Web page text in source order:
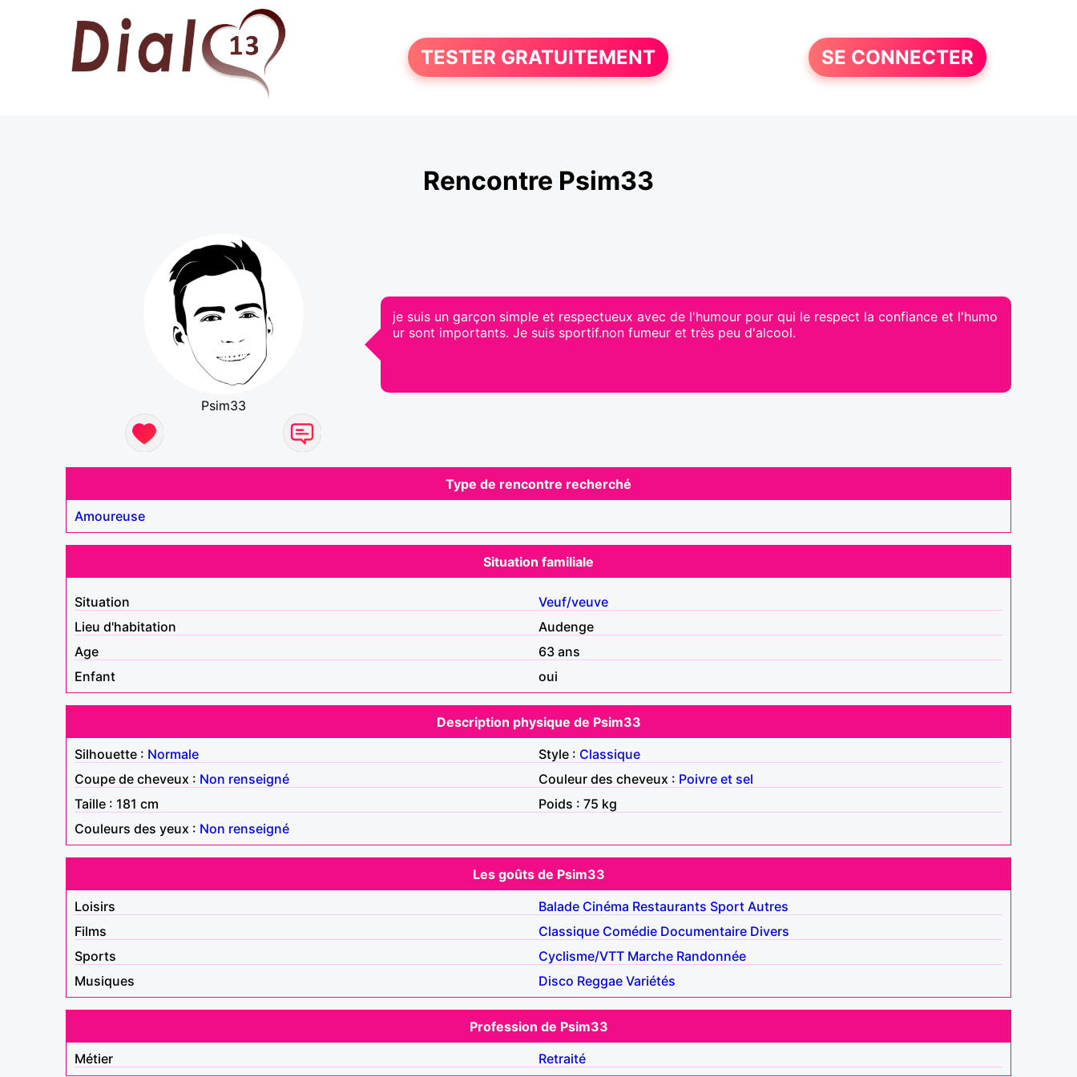
TESTER GRATUITEMENT SE CONNECTER
Rencontre Psim33
Psim33
je suis un garçon simple et respectueux avec de l'humour pour qui le respect la confiance et l'humo
ur sont importants. Je suis sportif.non fumeur et très peu d'alcool.
Type de rencontre recherché
Amoureuse
Situation familiale
Situation
Veuf/veuve
Lieu d'habitation
Audenge
Age
63 ans
Enfant
oui
Description physique de Psim33
Silhouette : Normale Style : Classique
Coupe de cheveux : Non renseigné Couleur des cheveux : Poivre et sel
Taille : 181 cm
Poids : 75 kg
Couleurs des yeux : Non renseigné
Les goûts de Psim33
Loisirs
Balade Cinéma Restaurants Sport Autres
Films
Classique Comédie Documentaire Divers
Sports
Cyclisme/VTT Marche Randonnée
Musiques
Disco Reggae Variétés
Profession de Psim33
Métier
Retraité